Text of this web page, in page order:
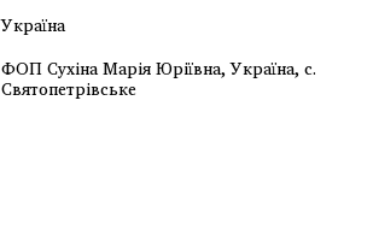
Україна
ФОП Сухіна Марія Юріївна, Україна, с.
Святопетрівське